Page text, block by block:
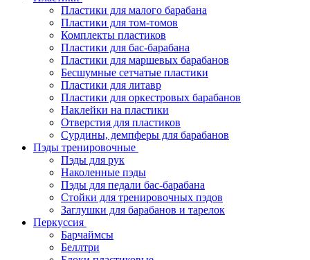
Пластики для малого барабана
Пластики для том-томов
Комплекты пластиков
Пластики для бас-барабана
Пластики для маршевых барабанов
Бесшумные сетчатые пластики
Пластики для литавр
Пластики для оркестровых барабанов
Наклейки на пластики
Отверстия для пластиков
Сурдины, демпферы для барабанов
Пэды тренировочные
Пэды для рук
Наколенные пэды
Пэды для педали бас-барабана
Стойки для тренировочных пэдов
Заглушки для барабанов и тарелок
Перкуссия
Барчаймсы
Беллтри